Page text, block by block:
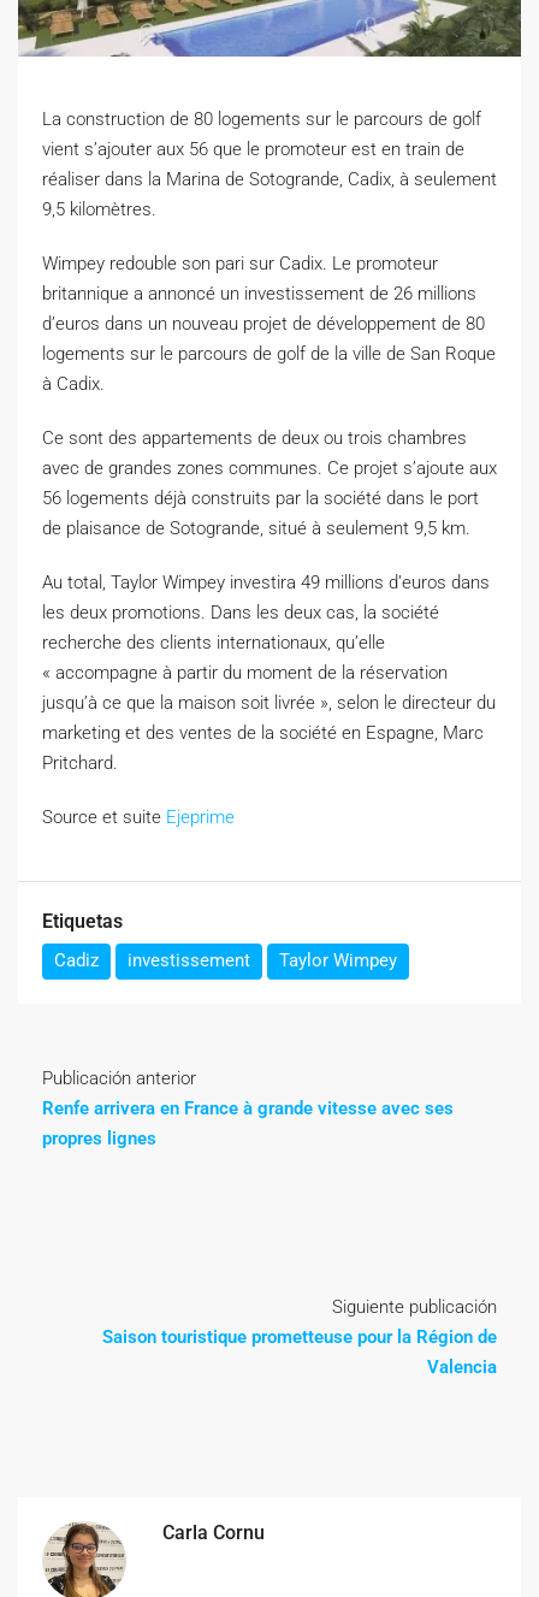
La construction de 80 logements sur le parcours de golf
vient s’ajouter aux 56 que le promoteur est en train de
réaliser dans la Marina de Sotogrande, Cadix, à seulement
9,5 kilomètres.
Wimpey redouble son pari sur Cadix. Le promoteur
britannique a annoncé un investissement de 26 millions
d’euros dans un nouveau projet de développement de 80
logements sur le parcours de golf de la ville de San Roque
à Cadix.
Ce sont des appartements de deux ou trois chambres
avec de grandes zones communes. Ce projet s’ajoute aux
56 logements déjà construits par la société dans le port
de plaisance de Sotogrande, situé à seulement 9,5 km.
Au total, Taylor Wimpey investira 49 millions d’euros dans
les deux promotions. Dans les deux cas, la société
recherche des clients internationaux, qu’elle
« accompagne à partir du moment de la réservation
jusqu’à ce que la maison soit livrée », selon le directeur du
marketing et des ventes de la société en Espagne, Marc
Pritchard.
Source et suite Ejeprime
Etiquetas
Cadiz investissement Taylor Wimpey
Publicación anterior
Renfe arrivera en France à grande vitesse avec ses
propres lignes
Siguiente publicación
Saison touristique prometteuse pour la Région de
Valencia
Carla Cornu